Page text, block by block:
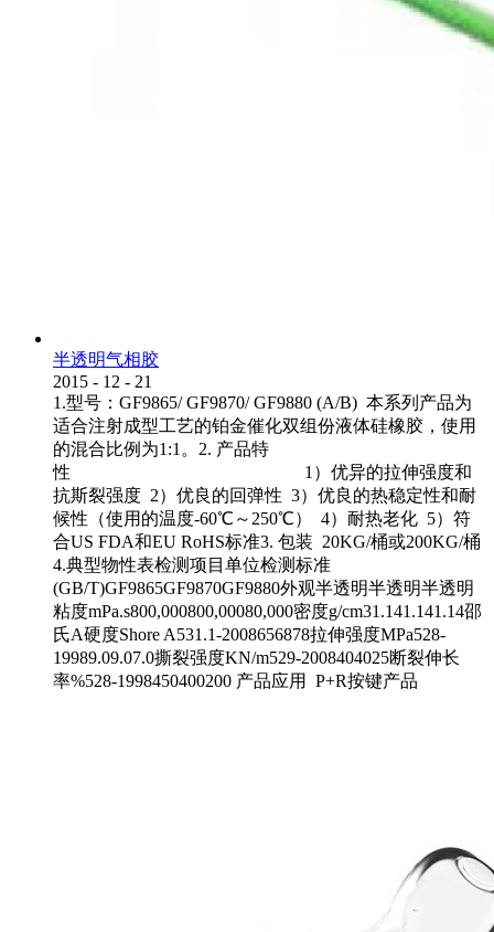
半透明气相胶
2015 - 12 - 21
1.型号：GF9865/ GF9870/ GF9880 (A/B) 本系列产品为
适合注射成型工艺的铂金催化双组份液体硅橡胶，使用
的混合比例为1:1。2. 产品特
性 1）优异的拉伸强度和
抗斯裂强度 2）优良的回弹性 3）优良的热稳定性和耐
候性（使用的温度-60℃～250℃） 4）耐热老化 5）符
合US FDA和EU RoHS标准3. 包装 20KG/桶或200KG/桶
4.典型物性表检测项目单位检测标准
(GB/T)GF9865GF9870GF9880外观半透明半透明半透明
粘度mPa.s800,000800,00080,000密度g/cm31.141.141.14邵
氏A硬度Shore A531.1-2008656878拉伸强度MPa528-
19989.09.07.0撕裂强度KN/m529-2008404025断裂伸长
率%528-1998450400200 产品应用 P+R按键产品